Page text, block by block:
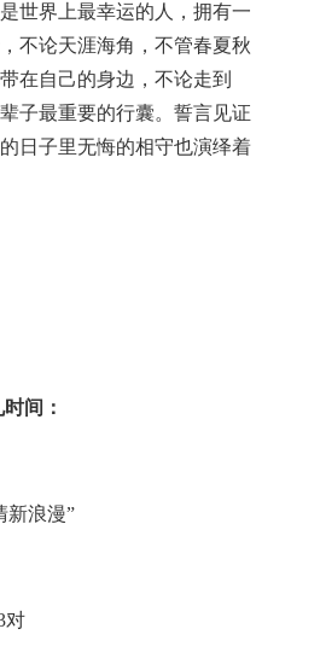
世界上最幸运的人，拥有一
不论天涯海角，不管春夏秋
在自己的身边，不论走到
子最重要的行囊。誓言见证
日子里无悔的相守也演绎着
间：
新浪漫”
对